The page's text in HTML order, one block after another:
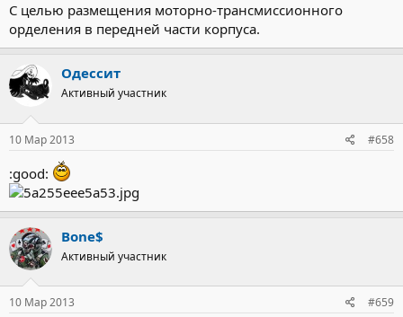
С целью размещения моторно-трансмиссионного
орделения в передней части корпуса.
Одессит
Активный участник
10 Мар 2013 #658
:good:
Bone$
Активный участник
10 Мар 2013 #659